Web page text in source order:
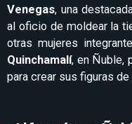
Venegas, una
al oficio de moldear la
otras mujeres
Quinchamalí, en Ñuble,
para crear sus figuras de